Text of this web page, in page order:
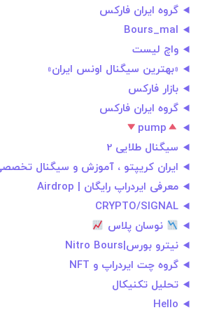
گروه ایران فارکس
Bours_mal
واچ لیست
«بهترین سیگنال اونس ایران»
بازار فارکس
گروه ایران فارکس
pump
سیگنال طلایی 2
ایران کریپتو ، آموزش و سیگنال
معرفی ایردراپ رایگان | Airdrop
CRYPTO/SIGNAL
نوسان پلاس
نیترو بورس|Nitro Bours
گروه چت ایردراپ و NFT
تحلیل تکنیکال
Hello